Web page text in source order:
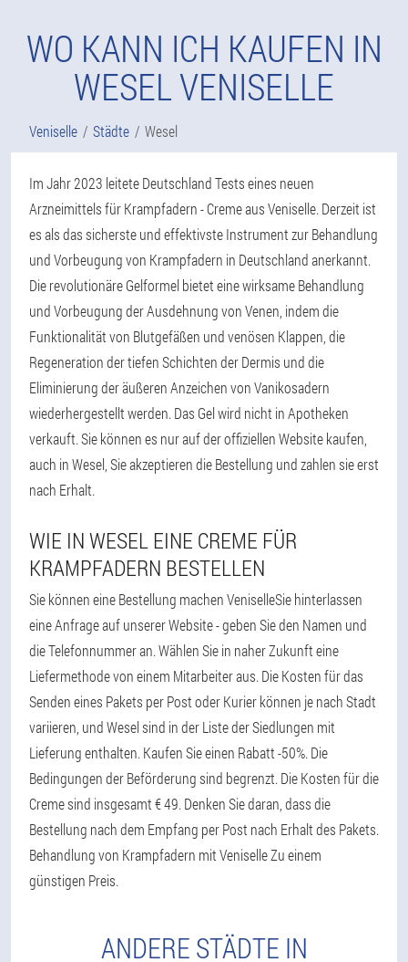
WO KANN ICH KAUFEN IN
WESEL VENISELLE
Veniselle Städte Wesel
Im Jahr 2023 leitete Deutschland Tests eines neuen
Arzneimittels für Krampfadern - Creme aus Veniselle. Derzeit ist
es als das sicherste und effektivste Instrument zur Behandlung
und Vorbeugung von Krampfadern in Deutschland anerkannt.
Die revolutionäre Gelformel bietet eine wirksame Behandlung
und Vorbeugung der Ausdehnung von Venen, indem die
Funktionalität von Blutgefäßen und venösen Klappen, die
Regeneration der tiefen Schichten der Dermis und die
Eliminierung der äußeren Anzeichen von Vanikosadern
wiederhergestellt werden. Das Gel wird nicht in Apotheken
verkauft. Sie können es nur auf der offiziellen Website kaufen,
auch in Wesel, Sie akzeptieren die Bestellung und zahlen sie erst
nach Erhalt.
WIE IN WESEL EINE CREME FÜR
KRAMPFADERN BESTELLEN
Sie können eine Bestellung machen VeniselleSie hinterlassen
eine Anfrage auf unserer Website - geben Sie den Namen und
die Telefonnummer an. Wählen Sie in naher Zukunft eine
Liefermethode von einem Mitarbeiter aus. Die Kosten für das
Senden eines Pakets per Post oder Kurier können je nach Stadt
variieren, und Wesel sind in der Liste der Siedlungen mit
Lieferung enthalten. Kaufen Sie einen Rabatt -50%. Die
Bedingungen der Beförderung sind begrenzt. Die Kosten für die
Creme sind insgesamt € 49. Denken Sie daran, dass die
Bestellung nach dem Empfang per Post nach Erhalt des Pakets.
Behandlung von Krampfadern mit Veniselle Zu einem
günstigen Preis.
ANDERE STÄDTE IN